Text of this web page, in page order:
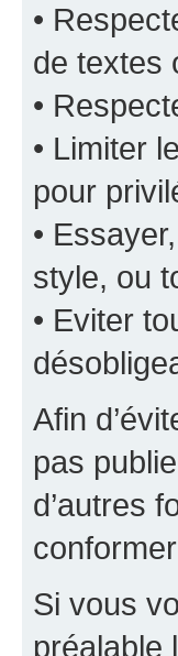
•
de textes
•
• Limiter
pour
•
style, ou
• Eviter
Afin
pas
d’autres
Si vous
préalable